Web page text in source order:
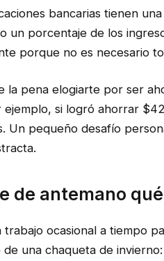
bancarias tienen
un porcentaje de los
porque no es necesario
la pena elogiarte por ser
ejemplo, si logró ahorrar
Un pequeño desafío
de antemano
ocasional a tiempo
una chaqueta de